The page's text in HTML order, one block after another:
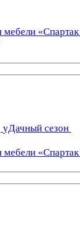
уДачный сезон